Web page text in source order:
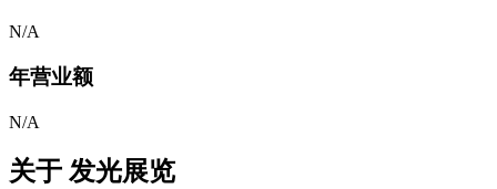
N/A
年营业额
N/A
关于 发光展览